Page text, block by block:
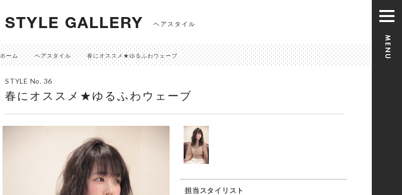
STYLE GALLERY ヘアスタイル
ホーム ヘアスタイル 春にオススメ★ゆるふわウェーブ
STYLE No. 36
春にオススメ★ゆるふわウェーブ
担当スタイリスト